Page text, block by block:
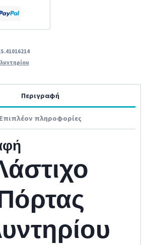
Περιγραφή
Επιπλέον πληροφορίες